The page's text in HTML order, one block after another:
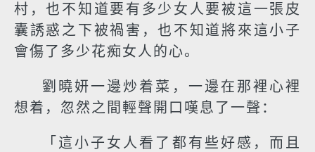
村，也不知道要有多少女人要被這一張皮
囊誘惑之下被禍害，也不知道將來這小子
會傷了多少花痴女人的心。
劉曉妍一邊炒着菜，一邊在那裡心裡
想着，忽然之間輕聲開口嘆息了一聲：
「這小子女人看了都有些好感，而且